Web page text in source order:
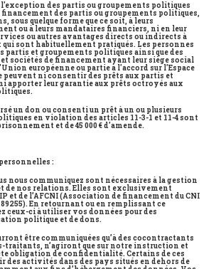
l'exception des partis ou groupements politiques
des partis ou groupements politiques,
sous quelque forme que ce soit, à leurs
ou à leurs mandataires financiers, ni en leur
ou autres avantages directs ou indirects à
sont habituellement pratiqués. Les personnes
partis et groupements politiques ainsi que des
sociétés de financement ayant leur siège social
européenne ou partie à l'accord sur l'Espace
peuvent ni consentir des prêts aux partis et
apporter leur garantie aux prêts octroyés aux
un don ou consenti un prêt à un ou plusieurs
en violation des articles 11-3-1 et 11-4 sont
et de 45 000 € d'amende.
:
nous communiquez sont nécessaires à la gestion
de nos relations. Elles sont exclusivement
et de l’AFCNI (Association de financement du CNI
En retournant ou en remplissant ce
ceux-ci à utiliser vos données pour des
politique et de dons.
être communiquées qu’à des cocontractants
traitants, n’agiront que sur notre instruction et
obligation de confidentialité. Certains de ces
des activités dans des pays situés en dehors de